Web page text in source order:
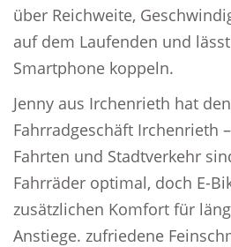
über Reichweite,
auf dem Laufenden und
Smartphone koppeln.
Jenny aus Irchenrieth hat
Fahrradgeschäft Irchenrieth
Fahrten und Stadtverkehr
Fahrräder optimal, doch E-
zusätzlichen Komfort für
Anstiege. zufriedene